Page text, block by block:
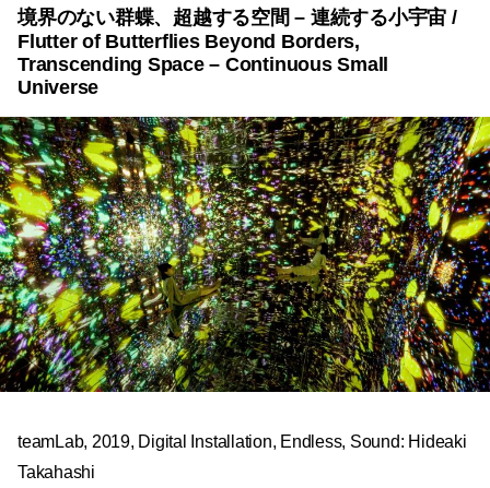
境界のない群蝶、超越する空間 – 連続する小宇宙 /
Flutter of Butterflies Beyond Borders,
Transcending Space – Continuous Small
Universe
teamLab, 2019, Digital Installation, Endless, Sound: Hideaki
Takahashi